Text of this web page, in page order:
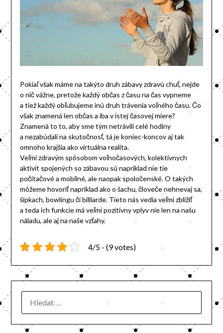
Pokiaľ však máme na takýto druh zábavy zdravú chuť, nejde
o nič vážne, pretože každý občas z času na čas vypneme
a tiež každý obľubujeme inú druh trávenia voľného času. Čo
však znamená len občas a iba v istej časovej miere?
Znamená to to, aby sme tým netrávili celé hodiny
a nezabúdali na skutočnosť, tá je koniec-koncov aj tak
omnoho krajšia ako virtuálna realita.
Veľmi zdravým spôsobom voľnočasových, kolektívnych
aktivít spojených so zábavou sú napríklad nie tie
počítačové a mobilné, ale naopak spoločenské. O takých
môžeme hovoriť napríklad ako o šachu, človeče nehnevaj sa,
šípkach, bowlingu či billiarde. Tieto nás vedia veľmi zblížiť
a teda ich funkcie má veľmi pozitívny vplyv nie len na našu
náladu, ale aj na naše vzťahy.
4/5 - (9 votes)